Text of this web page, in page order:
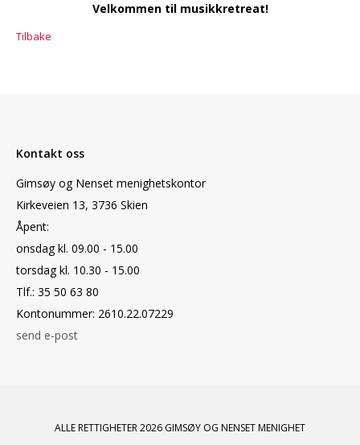
Velkommen til musikkretreat!
Tilbake
Kontakt oss
Gimsøy og Nenset menighetskontor
Kirkeveien 13, 3736 Skien
Åpent:
onsdag kl. 09.00 - 15.00
torsdag kl. 10.30 - 15.00
Tlf.: 35 50 63 80
Kontonummer: 2610.22.07229
send e-post
ALLE RETTIGHETER 2026 GIMSØY OG NENSET MENIGHET